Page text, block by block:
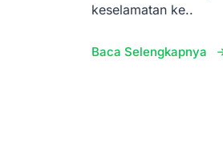
keselamatan ke..
Baca Selengkapnya